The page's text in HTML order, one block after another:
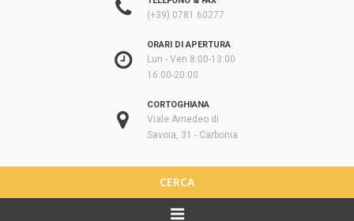
(+39) 0781 60277
ORARI DI APERTURA
Lun - Ven 8:00-13:00
16:00-20:00
CORTOGHIANA
Viale Amedeo di
Savoia, 31 - Carbonia
CERCA